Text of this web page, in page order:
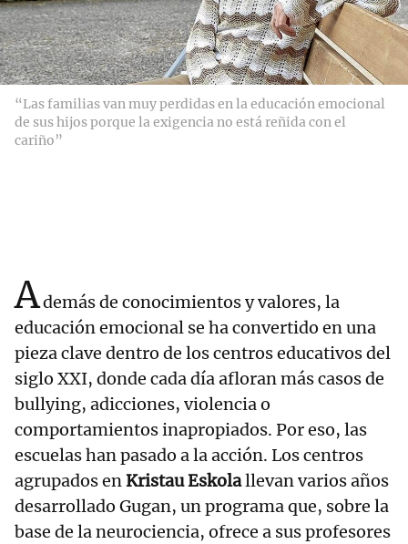
“Las familias van muy perdidas en la educación emocional
de sus hijos porque la exigencia no está reñida con el
cariño”
Además de conocimientos y valores, la
educación emocional se ha convertido en una
pieza clave dentro de los centros educativos del
siglo XXI, donde cada día afloran más casos de
bullying, adicciones, violencia o
comportamientos inapropiados. Por eso, las
escuelas han pasado a la acción. Los centros
agrupados enKristau Eskolallevan varios años
desarrollado Gugan, un programa que, sobre la
base de la neurociencia, ofrece a sus profesores